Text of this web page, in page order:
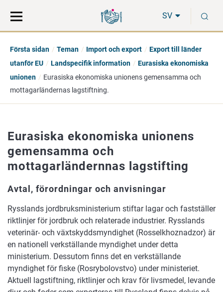
direkt
till
på
hela
SV
Första sidan Teman Import och export
Export till länder
utanför EU
Landspecifik information
Eurasiska ekonomiska
unionen
Eurasiska ekonomiska unionens gemensamma och
mottagarländernas lagstiftning.
Eurasiska ekonomiska unionens
gemensamma och
mottagarländernnas lagstifting
Avtal, förordningar och anvisningar
Rysslands jordbruksministerium stiftar lagar och fastställer
riktlinjer för jordbruk och relaterade industrier. Rysslands
veterinär- och växtskyddsmyndighet (Rosselkhoznadzor) är
en nationell verkställande myndighet under detta
ministerium. Dessutom finns det en verkställande
myndighet för fiske (Rosrybolovstvo) under ministeriet.
Aktuell lagstiftning, riktlinjer och krav för livsmedel, levande